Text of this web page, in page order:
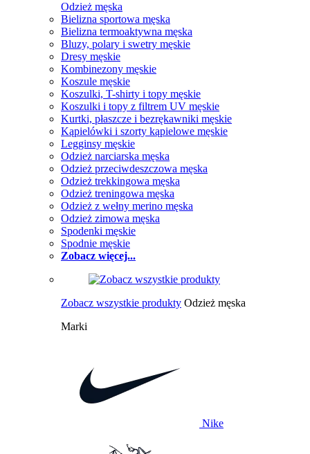
Odzież męska
Bielizna sportowa męska
Bielizna termoaktywna męska
Bluzy, polary i swetry męskie
Dresy męskie
Kombinezony męskie
Koszule męskie
Koszulki, T-shirty i topy męskie
Koszulki i topy z filtrem UV męskie
Kurtki, płaszcze i bezrękawniki męskie
Kąpielówki i szorty kąpielowe męskie
Legginsy męskie
Odzież narciarska męska
Odzież przeciwdeszczowa męska
Odzież trekkingowa męska
Odzież treningowa męska
Odzież z wełny merino męska
Odzież zimowa męska
Spodenki męskie
Spodnie męskie
Zobacz więcej...
Zobacz wszystkie produkty Odzież męska
Marki
Nike